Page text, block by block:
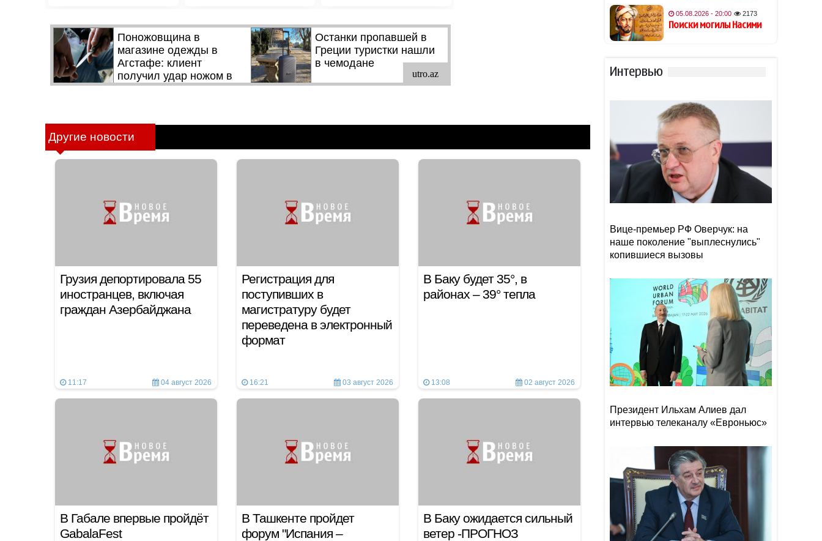
Другие новости
Грузия депортировала 55
иностранцев, включая
граждан Азербайджана
11:17 04 август 2026
Регистрация для
поступивших в
магистратуру будет
переведена в электронный
формат
16:21 03 август 2026
В Баку будет 35°, в
районах – 39° тепла
13:08 02 август 2026
В Габале впервые пройдёт
GabalaFest
В Ташкенте пройдет
форум "Испания –
В Баку ожидается сильный
ветер -ПРОГНОЗ
22:48
Ветрянка может вернуться:
врач объяснила, кому стоит
опасаться
Турции обсудили
Редкоземельная гонка: США
начинают борьбу за ресурсы
XXI века
21:46
На рэпера Канье Уэста
подали в суд
05.08.2026 - 20:00 2173
Поиски могилы Насими
Интервью
Вице-премьер РФ Оверчук: на
наше поколение "выплеснулись"
копившиеся вызовы
Президент Ильхам Алиев дал
интервью телеканалу «Евроньюс»